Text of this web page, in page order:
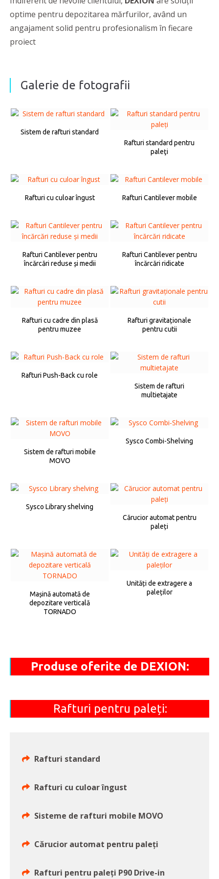
optime pentru depozitarea mărfurilor, având un
angajament solid pentru profesionalism în fiecare
proiect
Galerie de fotografii
Sistem de rafturi standard
Rafturi standard pentru
paleţi
Rafturi cu culoar îngust Rafturi Cantilever mobile
Rafturi Cantilever pentru
încărcări reduse și medii
Rafturi Cantilever pentru
încărcări ridicate
Rafturi cu cadre din plasă
pentru muzee
Rafturi gravitaționale
pentru cutii
Rafturi Push-Back cu role
Sistem de rafturi
multietajate
Sistem de rafturi mobile
MOVO
Sysco Combi-Shelving
Sysco Library shelving
Cărucior automat pentru
paleți
Mașină automată de
depozitare verticală
TORNADO
Unități de extragere a
paleților
Produse oferite de DEXION:
Rafturi pentru paleți:
Rafturi standard
Rafturi cu culoar îngust
Sisteme de rafturi mobile MOVO
Cărucior automat pentru paleți
Rafturi pentru paleți P90 Drive-in